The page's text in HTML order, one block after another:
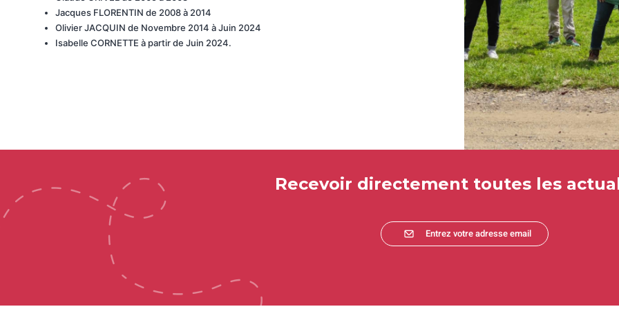
Jacques FLORENTIN de 2008 à 2014
Olivier JACQUIN de Novembre 2014 à Juin 2024
Isabelle CORNETTE à partir de Juin 2024.
Recevoir directement toutes les
Entrez votre adresse email